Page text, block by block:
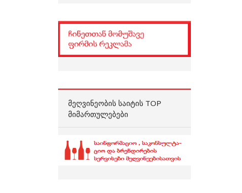
ᲛᲔᲦᲕᲘᲜᲔᲝᲑᲘᲡ ᲡᲐᲘᲢᲘᲡ TOP
ᲛᲘᲛᲐᲠᲗᲣᲚᲔᲑᲔᲑᲘ